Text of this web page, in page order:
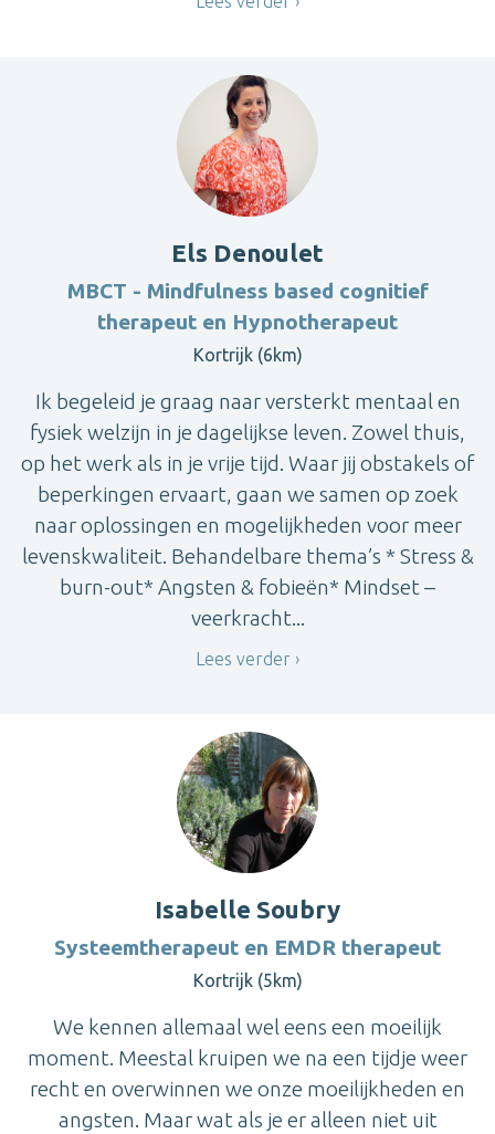
Els Denoulet
MBCT - Mindfulness based cognitief
therapeut en Hypnotherapeut
Kortrijk (6km)
Ik begeleid je graag naar versterkt mentaal en
fysiek welzijn in je dagelijkse leven. Zowel thuis,
op het werk als in je vrije tijd. Waar jij obstakels of
beperkingen ervaart, gaan we samen op zoek
naar oplossingen en mogelijkheden voor meer
levenskwaliteit. Behandelbare thema’s * Stress &
burn-out* Angsten & fobieën* Mindset –
veerkracht...
Lees verder
Isabelle Soubry
Systeemtherapeut en EMDR therapeut
Kortrijk (5km)
We kennen allemaal wel eens een moeilijk
moment. Meestal kruipen we na een tijdje weer
recht en overwinnen we onze moeilijkheden en
angsten. Maar wat als je er alleen niet uit